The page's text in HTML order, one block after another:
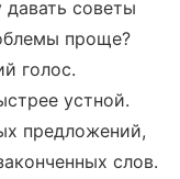
советы
проще?
голос.
устной.
предложений,
слов.